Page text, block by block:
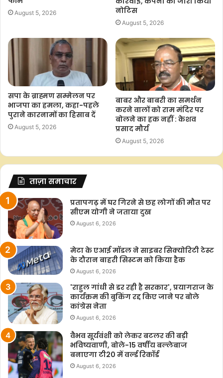
August 5, 2026
नोटिस
August 5, 2026
सपा के ब्राह्मण सम्मेलन पर
भाजपा का हमला, कहा-पहले
पुराने कारनामों का हिसाब दें
August 5, 2026
बाबर और बाबरी का समर्थन
करने वालों को राम मंदिर पर
बोलने का हक नहीं : केशव
प्रसाद मौर्य
August 5, 2026
ताज़ा समाचार
प्रतापगढ़ में घर गिरने से छह लोगों की मौत पर
सीएम योगी ने जताया दुख
August 6, 2026
मेटा के एआई मॉडल ने साइबर सिक्योरिटी टेस्ट
के दौरान बाहरी सिस्टम को किया हैक
August 6, 2026
'राहुल गांधी से डर रही है सरकार', प्रयागराज के
कार्यक्रम की बुकिंग रद्द किए जाने पर बोले
कांग्रेस नेता
August 6, 2026
वैभव सूर्यवंशी को लेकर बटलर की बड़ी
भविष्यवाणी, बोले-15 वर्षीय बल्लेबाज
बनाएगा टी20 में वर्ल्ड रिकॉर्ड
August 6, 2026